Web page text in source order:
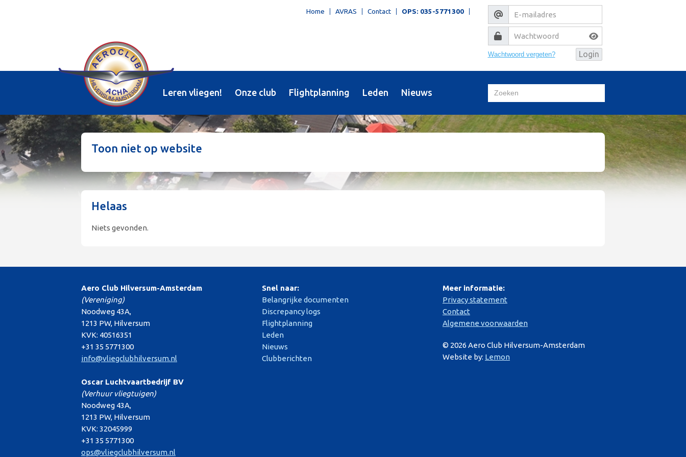
Home AVRAS Contact OPS: 035-5771300
Wachtwoord vergeten?
Leren vliegen! Onze club Flightplanning Leden Nieuws
Toon niet op website
Helaas
Niets gevonden.
Aero Club Hilversum-Amsterdam
(Vereniging)
Noodweg 43A,
1213 PW, Hilversum
KVK: 40516351
+31 35 5771300
info@vliegclubhilversum.nl
Oscar Luchtvaartbedrijf BV
(Verhuur vliegtuigen)
Noodweg 43A,
1213 PW, Hilversum
KVK: 32045999
+31 35 5771300
ops@vliegclubhilversum.nl
Snel naar:
Belangrijke documenten
Discrepancy logs
Flightplanning
Leden
Nieuws
Clubberichten
Meer informatie:
Privacy statement
Contact
Algemene voorwaarden
© 2026 Aero Club Hilversum-Amsterdam
Website by: Lemon